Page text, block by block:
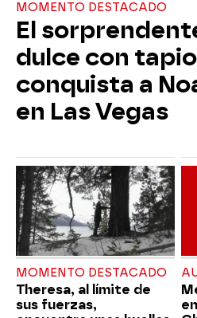
MOMENTO DESTACADO
El
dulce con
conquista a
en Las Vegas
MOMENTO DESTACADO
Theresa, al límite de
sus fuerzas,